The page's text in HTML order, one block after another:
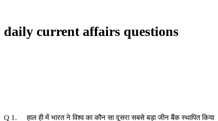
daily current affairs questions
Q 1. हाल ही में भारत ने विश्व का कौन सा दूसरा सबसे बड़ा जीन बैंक स्थापित किया